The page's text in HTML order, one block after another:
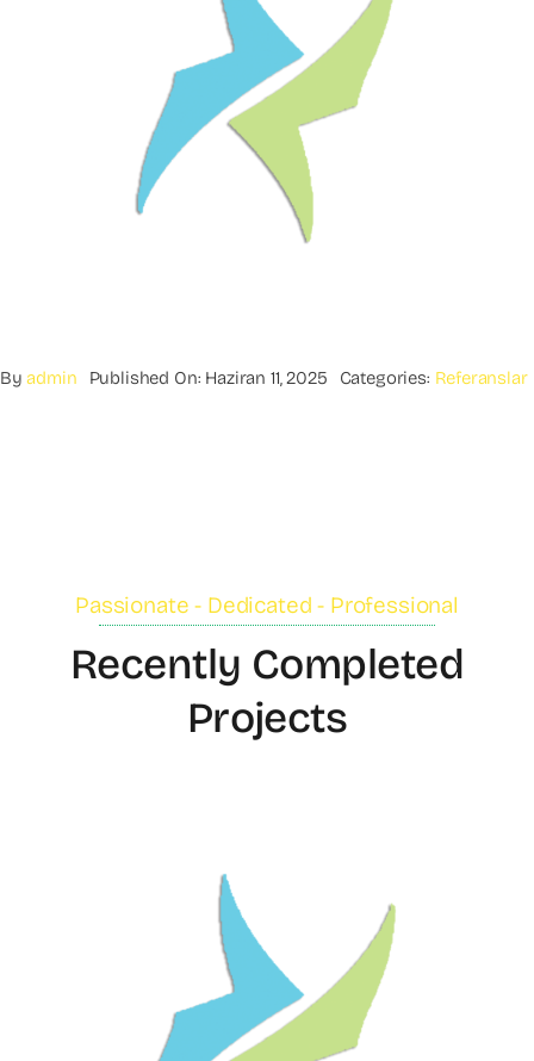
Byadmin Published On: Haziran 11, 2025 Categories: Referanslar
Passionate - Dedicated - Professional
Recently Completed
Projects